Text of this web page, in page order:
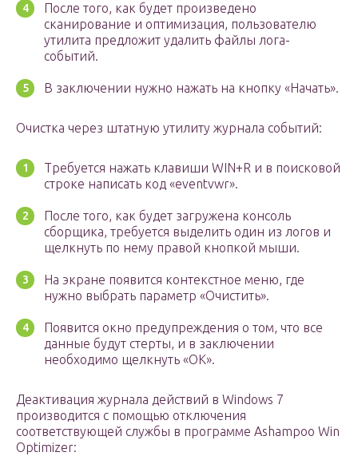
После того, как будет произведено
сканирование и оптимизация, пользователю
утилита предложит удалить файлы лога-
событий.
В заключении нужно нажать на кнопку «Начать».
Очистка через штатную утилиту журнала событий:
Требуется нажать клавиши WIN+R и в поисковой
строке написать код «eventvwr».
После того, как будет загружена консоль
сборщика, требуется выделить один из логов и
щелкнуть по нему правой кнопкой мыши.
На экране появится контекстное меню, где
нужно выбрать параметр «Очистить».
Появится окно предупреждения о том, что все
данные будут стерты, и в заключении
необходимо щелкнуть «ОК».
Деактивация журнала действий в Windows 7
производится с помощью отключения
соответствующей службы в программе Ashampoo Win
Optimizer: